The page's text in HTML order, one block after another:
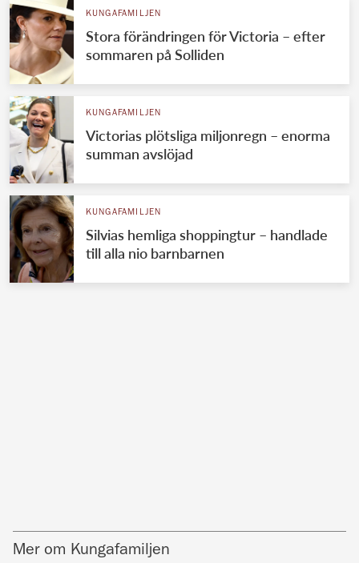
KUNGAFAMILJEN
Stora förändringen för Victoria – efter
sommaren på Solliden
KUNGAFAMILJEN
Victorias plötsliga miljonregn – enorma
summan avslöjad
KUNGAFAMILJEN
Silvias hemliga shoppingtur – handlade
till alla nio barnbarnen
Mer om Kungafamiljen